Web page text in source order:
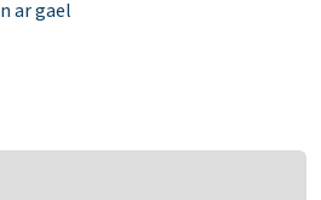
ar gael